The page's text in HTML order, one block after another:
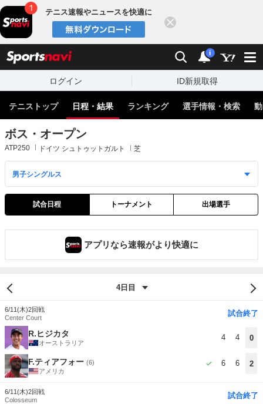
テニス速報やニュースを快適に
検索 通知
i
ログイン ID新規取得
テニストップ 日程・結果 ランキング 選手情報・検索
ボス・オープン
ATP250 ドイツ シュトゥットガルト 芝
試合日程 トーナメント 出場選手
アプリなら速報がより快適に
6/11(木)2回戦
Center Court
試合終了
R.ヒジカタ
オーストラリア
4 4 0
F.ティアフォー (6)
アメリカ
6 6 2
6/11(木)2回戦
Colosseum
試合終了